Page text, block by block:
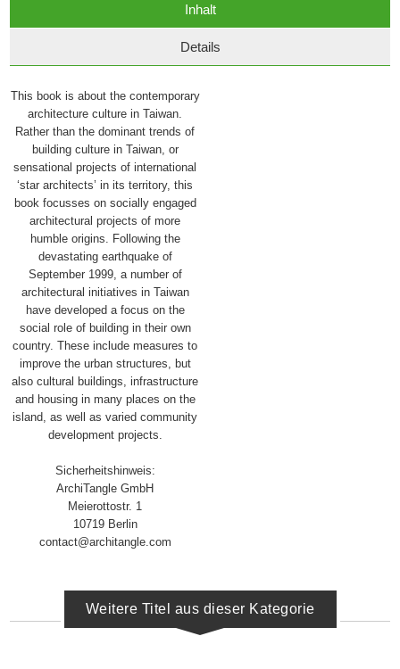
Inhalt
Details
This book is about the contemporary
architecture culture in Taiwan.
Rather than the dominant trends of
building culture in Taiwan, or
sensational projects of international
‘star architects’ in its territory, this
book focusses on socially engaged
architectural projects of more
humble origins. Following the
devastating earthquake of
September 1999, a number of
architectural initiatives in Taiwan
have developed a focus on the
social role of building in their own
country. These include measures to
improve the urban structures, but
also cultural buildings, infrastructure
and housing in many places on the
island, as well as varied community
development projects.
Sicherheitshinweis:
ArchiTangle GmbH
Meierottostr. 1
10719 Berlin
contact@architangle.com
Weitere Titel aus dieser Kategorie